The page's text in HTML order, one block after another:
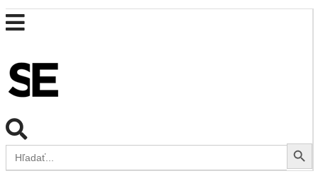
Search
for:
Search Button